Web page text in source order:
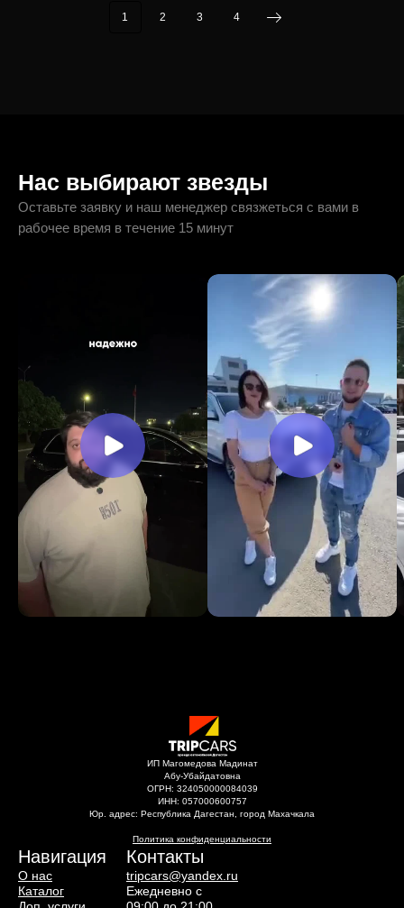
1 2 3 4
Нас выбирают звезды
Оставьте заявку и наш менеджер связжеться с вами в
рабочее время в течение 15 минут
ИП Магомедова Мадинат
Абу-Убайдатовна
ОГРН: 324050000084039
ИНН: 057000600757
Юр. адрес: Республика Дагестан, город Махачкала
Политика конфиденциальности
Навигация
О нас
Каталог
Контакты
tripcars@yandex.ru
Ежедневно с